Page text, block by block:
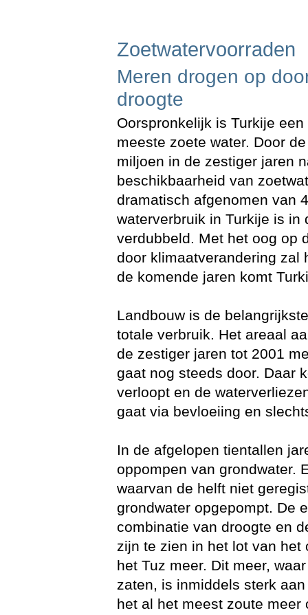
Zoetwatervoorraden
Meren drogen op
droogte
Oorspronkelijk is Turkije
meeste zoete water. Door
miljoen in de zestiger jaren
beschikbaarheid van
dramatisch afgenomen van
waterverbruik in Turkije is in
verdubbeld. Met het oog op
door klimaatverandering zal
de komende jaren komt
Landbouw is de
totale verbruik. Het areaal
de zestiger jaren tot 2001
gaat nog steeds door. Daar
verloopt en de
gaat via bevloeiing en
In de afgelopen tientallen
oppompen van grondwater.
waarvan de helft niet
grondwater opgepompt. De
combinatie van droogte en
zijn te zien in het lot van het
het Tuz meer. Dit meer,
zaten, is inmiddels sterk
het al het meest zoute meer